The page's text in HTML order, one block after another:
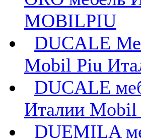
MOBILPIU
DUCALE
Mobil Piu
DUCALE
Италии Mobil
DUEMILA